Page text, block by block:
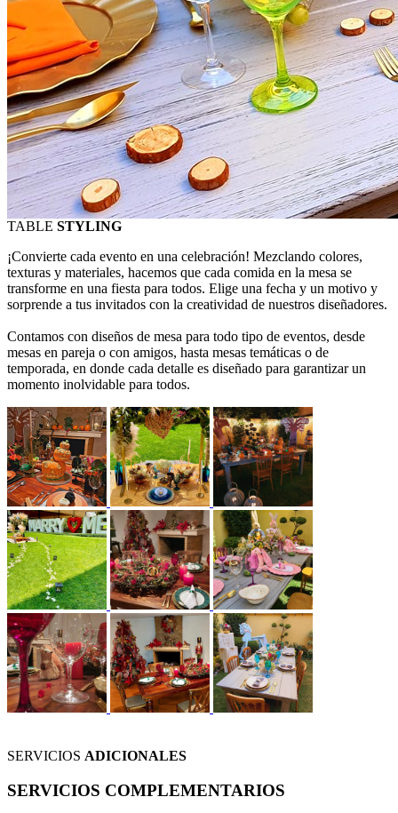
TABLE STYLING
¡Convierte cada evento en una celebración! Mezclando colores,
texturas y materiales, hacemos que cada comida en la mesa se
transforme en una fiesta para todos. Elige una fecha y un motivo y
sorprende a tus invitados con la creatividad de nuestros diseñadores.
Contamos con diseños de mesa para todo tipo de eventos, desde
mesas en pareja o con amigos, hasta mesas temáticas o de
temporada, en donde cada detalle es diseñado para garantizar un
momento inolvidable para todos.
SERVICIOS ADICIONALES
SERVICIOS COMPLEMENTARIOS